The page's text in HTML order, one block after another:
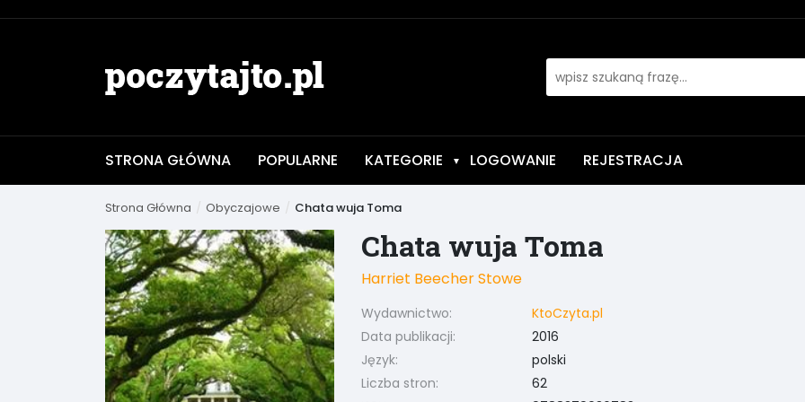
STRONA GŁÓWNA POPULARNE KATEGORIE ▼ LOGOWANIE REJESTRACJA
Strona Główna Obyczajowe Chata wuja Toma
Chata wuja Toma
Harriet Beecher Stowe
Wydawnictwo:
KtoCzyta.pl
Data publikacji:
2016
Język:
polski
Liczba stron:
62